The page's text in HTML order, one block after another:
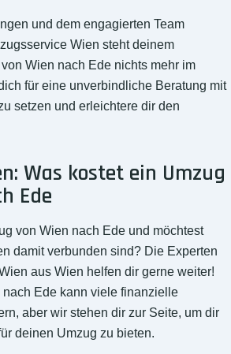
und dem engagierten Team
Wien steht deinem
Wien nach Ede nichts mehr im
für eine unverbindliche Beratung mit
setzen und erleichtere dir den
Was kostet ein Umzug
Ede
von Wien nach Ede und möchtest
damit verbunden sind? Die Experten
aus Wien helfen dir gerne weiter!
Ede kann viele finanzielle
aber wir stehen dir zur Seite, um dir
deinen Umzug zu bieten.